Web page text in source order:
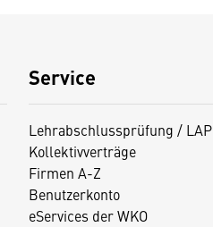
Service
Lehrabschlussprüfung / LAP
Kollektivverträge
Firmen A-Z
Benutzerkonto
eServices der WKO